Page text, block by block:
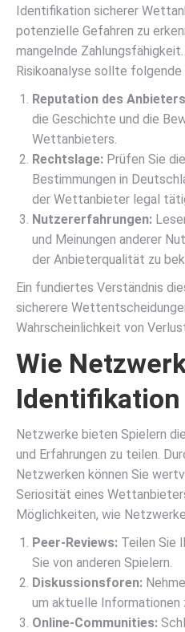
Identifikation sicherer
potenzielle Gefahren zu
mangelnde
Risikoanalyse sollte
Reputation des
die Geschichte und die
Wettanbieters.
Rechtslage: Prüfen Sie
Bestimmungen in
der Wettanbieter legal
Nutzererfahrungen:
und Meinungen anderer
der Anbieterqualität zu
Ein fundiertes Verständnis
sicherere
Wahrscheinlichkeit von
Wie
Netzwerke bieten Spielern
und Erfahrungen zu teilen.
Netzwerken können Sie
Seriosität eines
Möglichkeiten, wie
Peer-Reviews: Teilen Sie
Sie von anderen Spielern.
Diskussionsforen:
um aktuelle Informationen
Online-Communities: